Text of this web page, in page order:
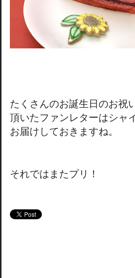
たくさんのお誕生日のお祝
頂いたファンレターはシャ
お届けしておきますね。
それではまたプリ！